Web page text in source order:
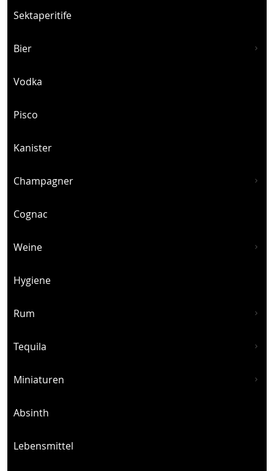
Sektaperitife
Bier
Vodka
Pisco
Kanister
Champagner
Cognac
Weine
Hygiene
Rum
Tequila
Miniaturen
Absinth
Lebensmittel